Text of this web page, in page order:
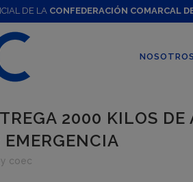
DE LA CONFEDERACIÓN COMARCAL
NOSOTROS
2000 KILOS
coec